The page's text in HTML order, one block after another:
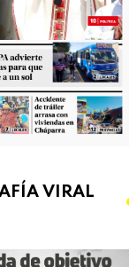
VIRAL